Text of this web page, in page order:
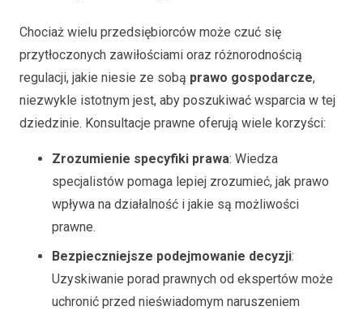
Chociaż wielu przedsiębiorców może czuć się
przytłoczonych zawiłościami oraz różnorodnością
regulacji, jakie niesie ze sobą prawo gospodarcze,
niezwykle istotnym jest, aby poszukiwać wsparcia w tej
dziedzinie. Konsultacje prawne oferują wiele korzyści:
Zrozumienie specyfiki prawa: Wiedza
specjalistów pomaga lepiej zrozumieć, jak prawo
wpływa na działalność i jakie są możliwości
prawne.
Bezpieczniejsze podejmowanie decyzji:
Uzyskiwanie porad prawnych od ekspertów może
uchronić przed nieświadomym naruszeniem